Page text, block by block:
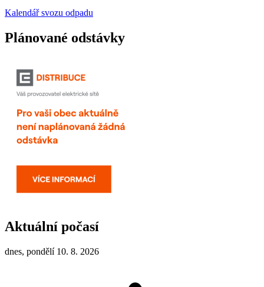
Kalendář svozu odpadu
Plánované odstávky
Aktuální počasí
dnes, pondělí 10. 8. 2026